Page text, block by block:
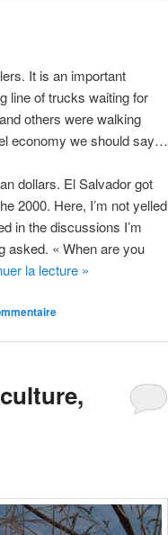
It is an important
line of trucks waiting for
others were walking
economy we should say…
dollars. El Salvador got
2000. Here, I’m not yelled
in the discussions I’m
asked. « When are you
la lecture »